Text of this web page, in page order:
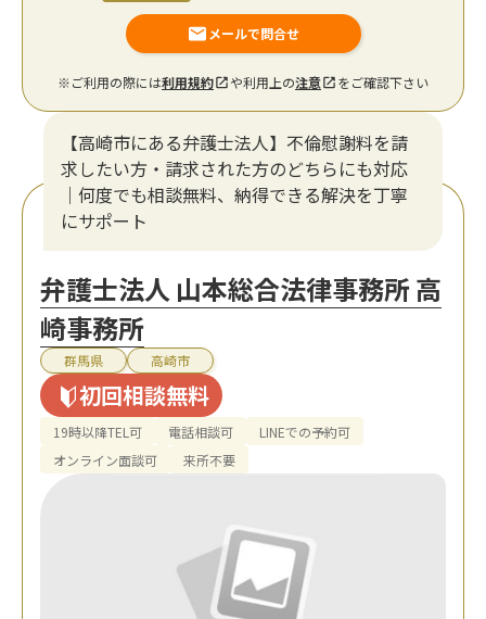
メールで問合せ
※ご利用の際には利用規約 や利用上の注意 をご確認下さい
【高崎市にある弁護士法人】不倫慰謝料を請
求したい方・請求された方のどちらにも対応
｜何度でも相談無料、納得できる解決を丁寧
にサポート
弁護士法人 山本総合法律事務所 高
崎事務所
群馬県 高崎市
初回相談無料
19時以降TEL可 電話相談可
LINEでの予約可
オンライン面談可
来所不要